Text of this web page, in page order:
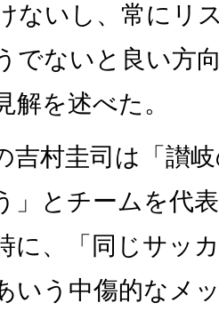
ないし、常にリ
でないと良い方
解を述べた。
村圭司は「讃
」とチームを代
に、「同じサッ
いう中傷的なメ